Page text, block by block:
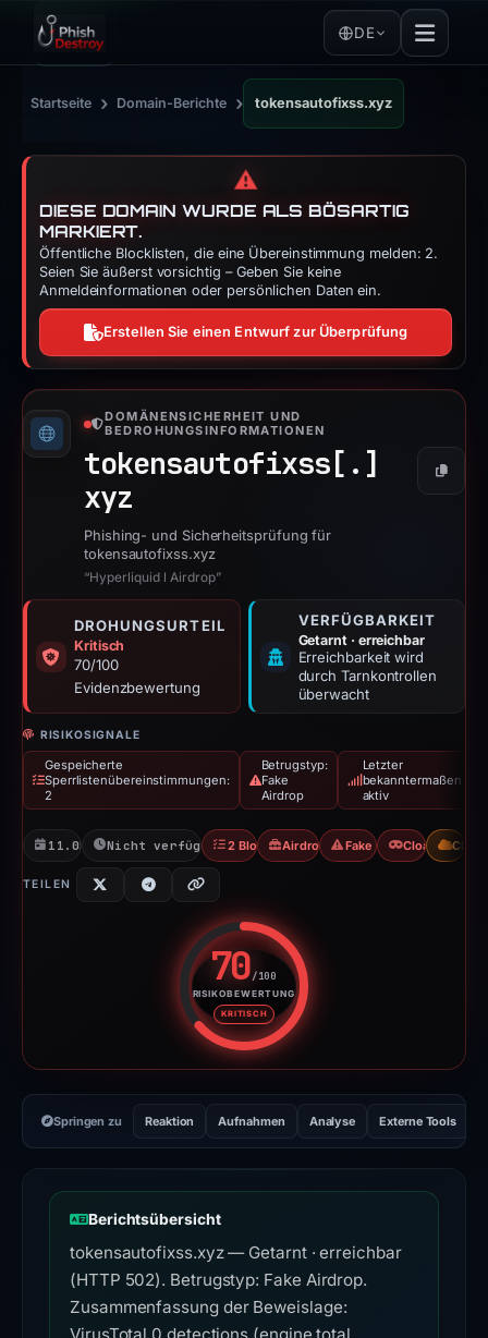
DE
Startseite › Domain-Berichte › tokensautofixss.xyz
⚠️
DIESE DOMAIN WURDE ALS BÖSARTIG
MARKIERT.
Öffentliche Blocklisten, die eine Übereinstimmung melden: 2.
Seien Sie äußerst vorsichtig – Geben Sie keine
Anmeldeinformationen oder persönlichen Daten ein.
Erstellen Sie einen Entwurf zur Überprüfung
DOMÄNENSICHERHEIT UND
BEDROHUNGSINFORMATIONEN
tokensautofixss[.]
xyz
Phishing- und Sicherheitsprüfung für
tokensautofixss.xyz
“Hyperliquid l Airdrop”
DROHUNGSURTEIL
Kritisch
70/100
Evidenzbewertung
VERFÜGBARKEIT
Getarnt · erreichbar
Erreichbarkeit wird
durch Tarnkontrollen
überwacht
RISIKOSIGNALE
Gespeicherte
Sperrlistenübereinstimmungen:
2
Betrugstyp:
Fake
Airdrop
Letzter
bekanntermaßen
aktiv
11.05.2026Nicht verfügbar seit 14.05.2026
2 BlocklistsAirdrop-BetrugFake AirdropCloakingCDN
TEILEN
70/100
RISIKOBEWERTUNG
KRITISCH
Risikobewertung: 70 von
Springen zu Reaktion Aufnahmen Analyse Externe Tools
Berichtsübersicht
tokensautofixss.xyz — Getarnt · erreichbar
(HTTP 502). Betrugstyp: Fake Airdrop.
Zusammenfassung der Beweislage: